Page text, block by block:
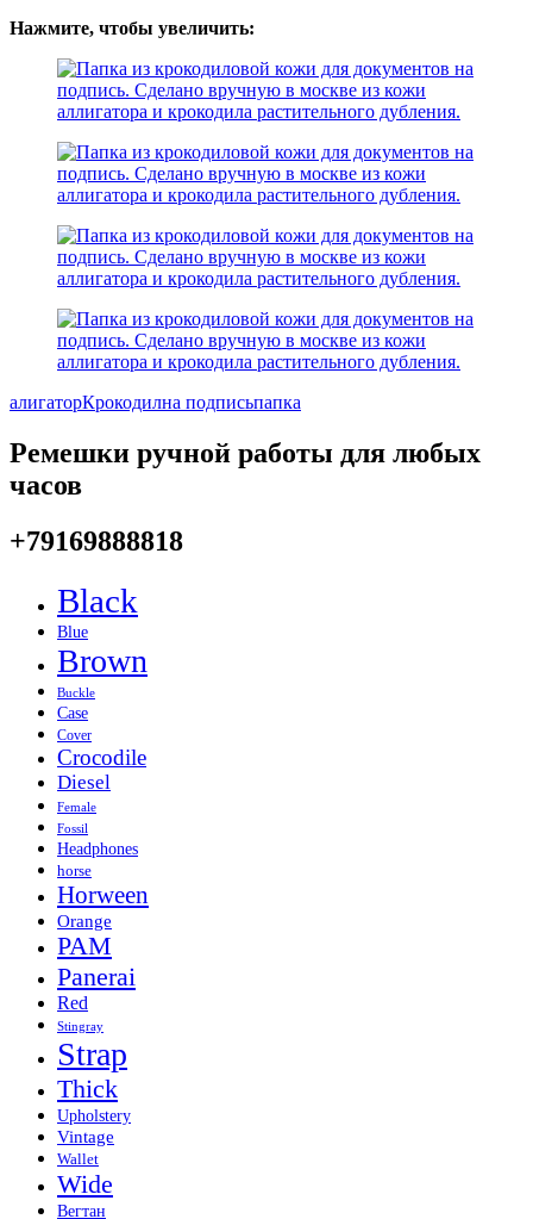
Нажмите, чтобы увеличить:
алигаторКрокодилна подписьпапка
Ремешки ручной работы для любых
часов
+79169888818
Black
Blue
Brown
Buckle
Case
Cover
Crocodile
Diesel
Female
Fossil
Headphones
horse
Horween
Orange
PAM
Panerai
Red
Stingray
Strap
Thick
Upholstery
Vintage
Wallet
Wide
Вегтан